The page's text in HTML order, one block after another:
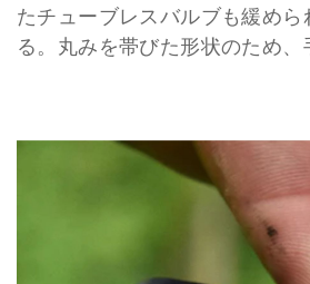
たチューブレスバルブも緩め
る。丸みを帯びた形状のため